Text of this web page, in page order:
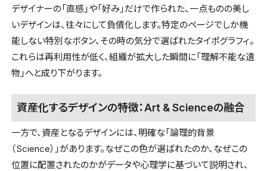
デザイナーの「直感」や「好み」だけで作られた、一点ものの美し
いデザインは、往々にして負債化します。特定のページでしか機
能しない特別なボタン、その時の気分で選ばれたタイポグラフィ。
これらは再利用性が低く、組織が拡大した瞬間に「理解不能な遺
物」へと成り下がります。
資産化するデザインの特徴：Art & Scienceの融合
一方で、資産となるデザインには、明確な「論理的背景
（Science）」があります。なぜこの色が選ばれたのか、なぜこの
位置に配置されたのかがデータや心理学に基づいて説明され、